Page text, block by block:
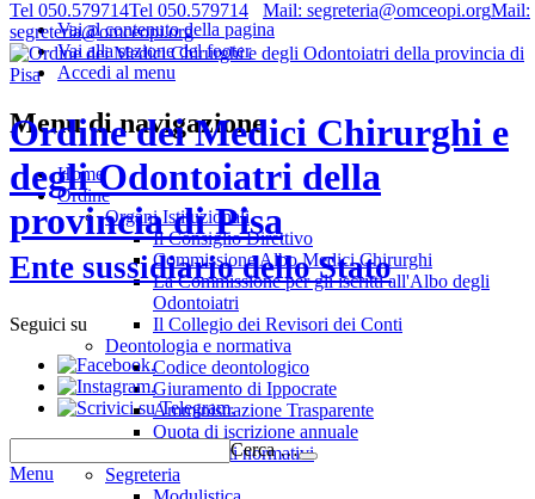
Vai al contenuto della pagina
Vai alla sezione del footer
Accedi al menu
Tel 050.579714Tel 050.579714 Mail: segreteria@omceopi.orgMail:
segreteria@omceopi.org
Ordine dei Medici Chirurghi e
degli Odontoiatri della
provincia di Pisa
Ente sussidiario dello Stato
Seguici su
.
.
.
Cerca …
Menu
Menu di navigazione
Home
Ordine
Organi Istituzionali
Il Consiglio Direttivo
Commissione Albo Medici Chirurghi
La Commissione per gli iscritti all'Albo degli
Odontoiatri
Il Collegio dei Revisori dei Conti
Deontologia e normativa
Codice deontologico
Giuramento di Ippocrate
Amministrazione Trasparente
Quota di iscrizione annuale
Riferimenti normativi
Segreteria